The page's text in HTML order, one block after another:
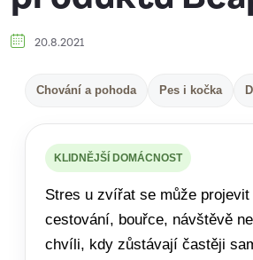
20.8.2021
Chování a pohoda Pes i kočka
KLIDNĚJŠÍ DOMÁCNOST
Stres u zvířat se může
cestování, bouřce, návštěvě
chvíli, kdy zůstávají častěji